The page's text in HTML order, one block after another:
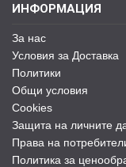
ИНФОРМАЦИЯ
За нас
Условия за Доставка
Политики
Общи условия
Cookies
Защита на личните
Права на
Политика за